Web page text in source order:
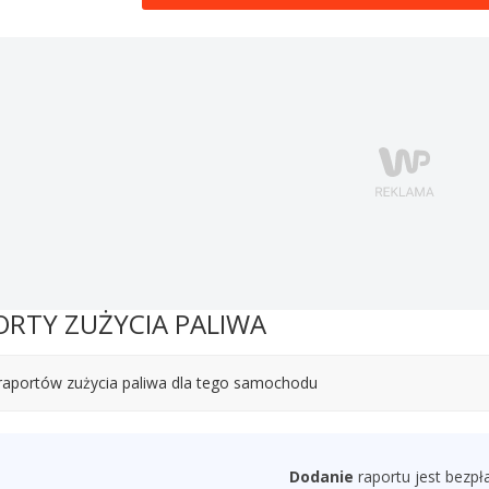
ZUŻYCIA PALIWA
zużycia paliwa dla tego samochodu
Dodanie raportu jest